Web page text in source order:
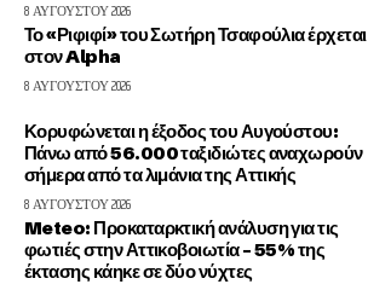
8 ΑΥΓΟΎΣΤΟΥ 2026
Το «Ριφιφί» του Σωτήρη Τσαφούλια έρχεται
στον Alpha
8 ΑΥΓΟΎΣΤΟΥ 2026
Κορυφώνεται η έξοδος του Αυγούστου:
Πάνω από 56.000 ταξιδιώτες αναχωρούν
σήμερα από τα λιμάνια της Αττικής
8 ΑΥΓΟΎΣΤΟΥ 2026
Meteo: Προκαταρκτική ανάλυση για τις
φωτιές στην Αττικοβοιωτία – 55% της
έκτασης κάηκε σε δύο νύχτες